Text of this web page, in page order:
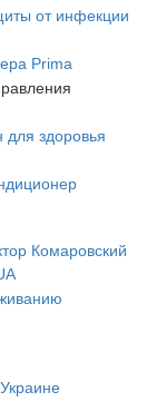
от инфекции
Prima
здоровья
Комаровский